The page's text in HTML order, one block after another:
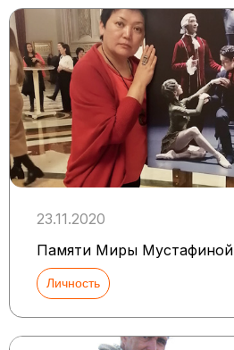
23.11.2020
Памяти Миры Мустафиной
Личность